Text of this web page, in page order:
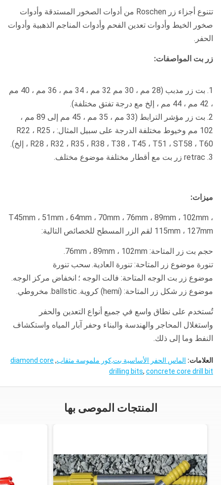
تتنوع أجزاء زر Roschen من أدوات الصخور المستدقة وأدوات
صخور الخيط وأدوات تعدين الفحم وأدوات المناجم الذهبية وأدوات
الحفر.
زر بت المواصفات:
1. بت زر مدبب (28 مم ، 30 مم 32 مم ، 34 مم ، 36 مم ، 40 مم
، 42 مم ، 44 مم ، إلخ مع درجة تفتق مختلفة).
2. بت زر مؤشر الترابط (33 مم ، 35 مم ، 45 مم إلى 89 مم ،
102 مم وخيوط مختلفة الدرجة على سبيل المثال: R22 ، R25 ،
R28 ، R32 ، R35 ، R38 ، T38 ، T45 ، T51 ، ST58 ، T60 ، إلخ).
3. retrac زر بت مع أقطار مختلفة موضوع مختلف.
ميزات:
T45mm ، 51mm ، 64mm ، 70mm ، 76mm ، 89mm ، 102mm ،
115mm ، 127mm لقم الزر المسطح للخصائص التالية:
حجم بت زر المتاحة: 76mm ، 89mm ، 102mm.
تنورة موضوع زر المتاحة: تنورة العادية. سحب تنورة
موضوع زر بت الوجه المتاحة: فالت الوجه ؛ انخفاض مركز الوجه.
موضوع زر شكل زر المتاحة: (hemi) كروية.
ballstic. مخروطي.
تُستخدم على نطاق واسع في جميع أنواع التعدين والحفر
واستغلال المحاجر والهندسة والبناء وحفر آبار المياه واستكشاف
النفط وما إلى ذلك.
العلامات: الماس الحفر الأساسية بت,كور ملموسة مثقاب,
diamond core
drilling bits, concrete core drill bit
المنتجات الموصى بها